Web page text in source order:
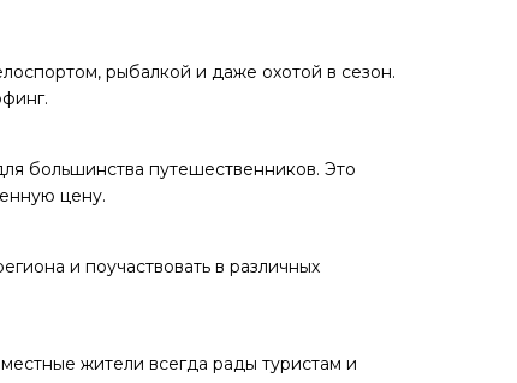
рыбалкой и даже охотой в сезон.
большинства путешественников. Это
цену.
и поучаствовать в различных
жители всегда рады туристам и